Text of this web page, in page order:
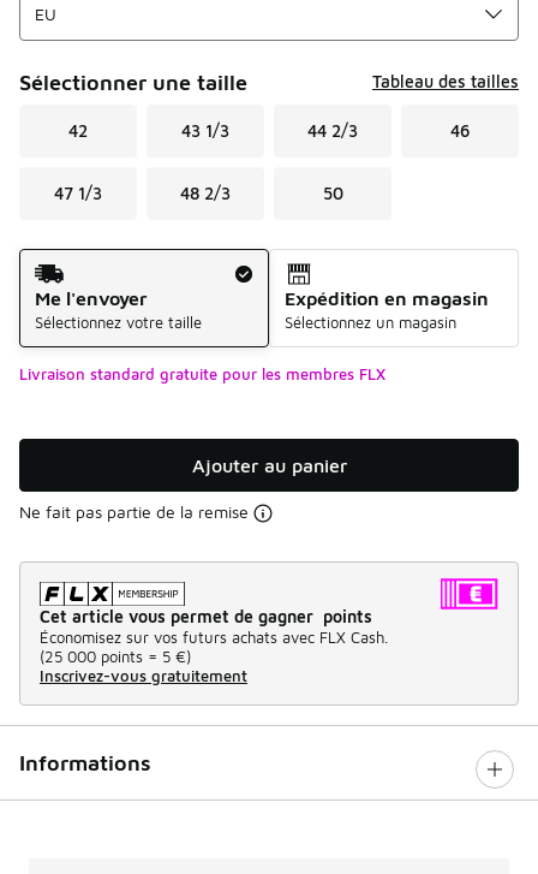
Sélectionner une taille Tableau des tailles
42 43 1/3 44 2/3 46
47 1/3 48 2/3 50
Mode d'expédition
Me l'envoyer
Sélectionnez votre taille
Expédition en magasin
Sélectionnez un magasin
Livraison standard gratuite pour les membres FLX
Ajouter au panier
Ne fait pas partie de la remise
Cet article vous permet de gagner points
Économisez sur vos futurs achats avec FLX Cash.
(25 000 points = 5 €)
Inscrivez-vous gratuitement
Informations